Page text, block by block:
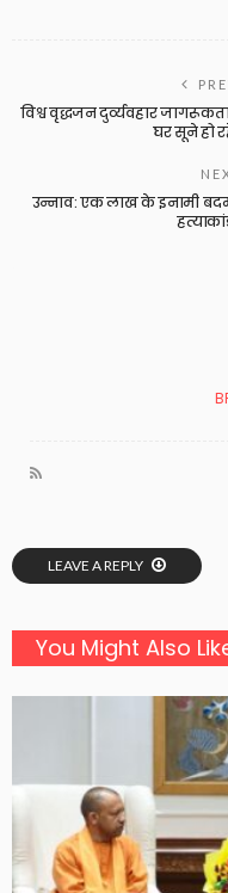
विश्व वृद्धजन दुर्व्यवहार
घर सूने हो
उन्नाव: एक लाख के इनामी
LEAVE A REPLY
You Might Also